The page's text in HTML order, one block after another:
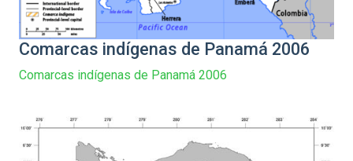
Comarcas indígenas de Panamá 2006
Comarcas indígenas de Panamá 2006